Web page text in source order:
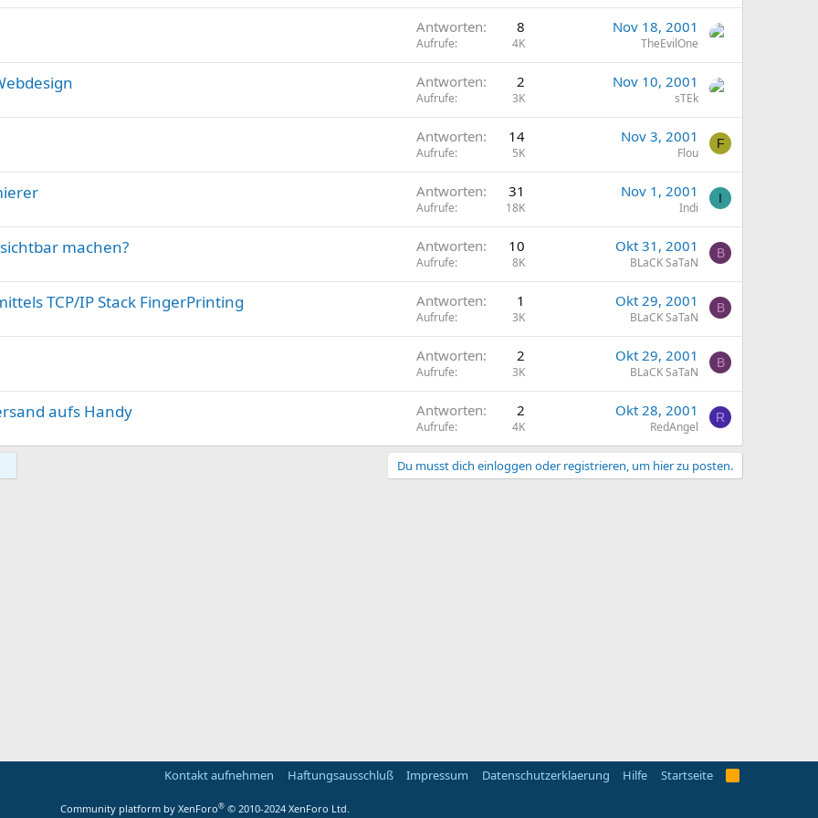
Antworten 8
Aufrufe 4K
Nov 18, 2001
TheEvilOne
Antworten 2
Aufrufe 3K
Nov 10, 2001
sTEk
Antworten 14
Aufrufe 5K
Nov 3, 2001
Flou
F
Antworten 31
Aufrufe 18K
Nov 1, 2001
Indi
I
machen? Antworten 10
Aufrufe 8K
Okt 31, 2001
BLaCK SaTaN
B
TCP/IP Stack FingerPrinting Antworten 1
Aufrufe 3K
Okt 29, 2001
BLaCK SaTaN
B
Antworten 2
Aufrufe 3K
Okt 29, 2001
BLaCK SaTaN
B
aufs Handy Antworten 2
Aufrufe 4K
Okt 28, 2001
RedAngel
R
Du musst dich einloggen oder registrieren, um hier zu posten.
Kontakt aufnehmen Haftungsausschluß Impressum Datenschutzerklaerung Hilfe Startseite
R
Community platform by XenForo® © 2010-2024 XenForo Ltd.